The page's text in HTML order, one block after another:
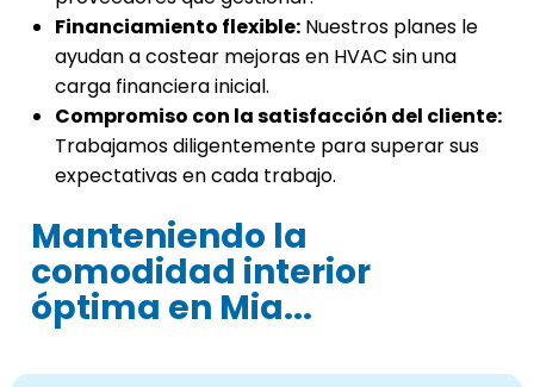
Financiamiento flexible: Nuestros planes le
ayudan a costear mejoras en HVAC sin una
carga financiera inicial.
Compromiso con la satisfacción del cliente:
Trabajamos diligentemente para superar sus
expectativas en cada trabajo.
Manteniendo la
comodidad interior
óptima en Mia...